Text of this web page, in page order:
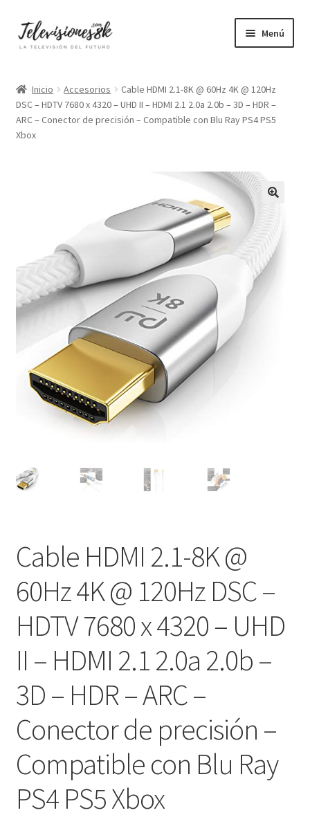
Ir
a
Ir
al
Menú
Medianas
OLED
Proyectores
Accesorios
Inicio Accesorios
Cable HDMI 2.1-8K @ 60Hz 4K @ 120Hz
DSC – HDTV 7680 x 4320 – UHD II – HDMI 2.1 2.0a 2.0b – 3D – HDR –
ARC – Conector de precisión – Compatible con Blu Ray PS4 PS5
Xbox
Cable HDMI 2.1-8K @
60Hz 4K @ 120Hz DSC –
HDTV 7680 x 4320 – UHD
II – HDMI 2.1 2.0a 2.0b –
3D – HDR – ARC –
Conector de precisión –
Compatible con Blu Ray
PS4 PS5 Xbox